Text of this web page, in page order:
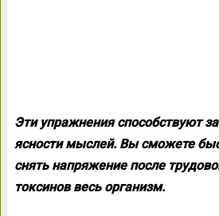
Эти упражнения способствуют
ясности мыслей. Вы сможете
снять напряжение после
токсиноввесь организм.